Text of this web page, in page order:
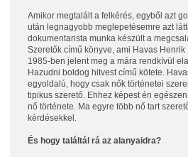
Amikor megtalált a felkérés, egyből azt
után legnagyobb meglepetésemre azt
dokumentarista munka készült a
Szeretők című könyve, ami Havas
1985-ben jelent meg a mára rendkívül
Hazudni boldog hitvest című kötete.
egyoldalú, hogy csak nők történetei
tipikus szerető. Ehhez képest én
nő története. Ma egyre több nő tart
kérdésekkel.
És hogy találtál rá az alanyaidra?